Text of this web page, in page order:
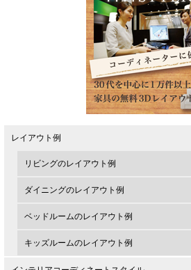
レイアウト例
リビングのレイアウト例
ダイニングのレイアウト例
ベッドルームのレイアウト例
キッズルームのレイアウト例